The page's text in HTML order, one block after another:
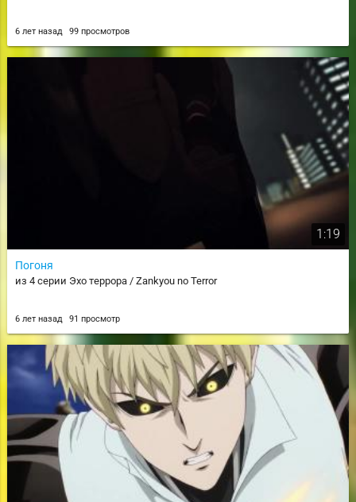
6 лет назад 99 просмотров
1:19
Погоня
из 4 серии Эхо террора / Zankyou no Terror
6 лет назад 91 просмотр